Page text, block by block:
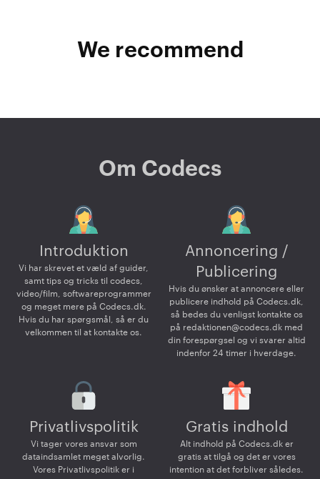
We recommend
Om Codecs
Introduktion
Vi har skrevet et væld af guider,
samt tips og tricks til codecs,
video/film, softwareprogrammer
og meget mere på Codecs.dk.
Hvis du har spørgsmål, så er du
velkommen til at kontakte os.
Annoncering /
Publicering
Hvis du ønsker at annoncere eller
publicere indhold på Codecs.dk,
så bedes du venligst kontakte os
på redaktionen@codecs.dk med
din forespørgsel og vi svarer altid
indenfor 24 timer i hverdage.
Privatlivspolitik
Vi tager vores ansvar som
dataindsamlet meget alvorlig.
Vores Privatlivspolitik er i
Gratis indhold
Alt indhold på Codecs.dk er
gratis at tilgå og det er vores
intention at det forbliver således.